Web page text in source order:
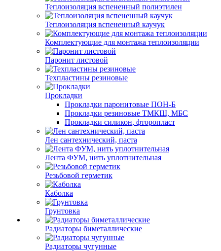
Теплоизоляция вспененный полиэтилен
Теплоизоляция вспененный каучук
Комплектующие для монтажа теплоизоляции
Паронит листовой
Техпластины резиновые
Прокладки
Прокладки паронитовые ПОН-Б
Прокладки резиновые ТМКЩ, МБС
Прокладки силикон, фторопласт
Лен сантехнический, паста
Лента ФУМ, нить уплотнительная
Резьбовой герметик
Каболка
Грунтовка
Радиаторы биметаллические
Радиаторы чугунные